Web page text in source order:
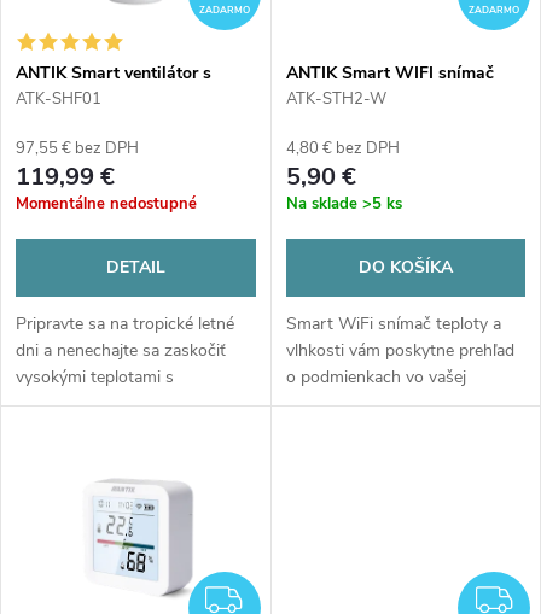
i
e
p
r
d
u
s
p
r
o
d
u
k
ZADARMO
ANTIK Smart ventilátor s
ovládačom ATK-SHF01
ATK-SHF01
97,55 € bez DPH
119,99 €
Momentálne nedostupné
DETAIL
Pripravte sa na tropické letné
dni a nenechajte sa zaskočiť
vysokými teplotami s
inteligentným ventilátorom
ZADARMO
ANTIK Smart WIFI snímač
teploty a vlhkosti
ATK-STH2-W
4,80 € bez DPH
5,90 €
Na sklade >5 ks
DO KOŠÍKA
Smart WiFi snímač teploty a
vlhkosti vám poskytne prehľad
o podmienkach vo vašej
domácnosti priamo v aplikácii
ZADARMO